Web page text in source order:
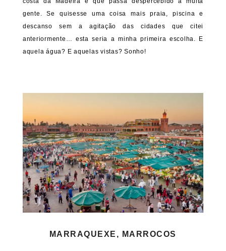
gente. Se quisesse uma coisa mais praia, piscina e
descanso sem a agitação das cidades que citei
anteriormente… esta seria a minha primeira escolha. E
aquela água? E aquelas vistas? Sonho!
MARRAQUEXE, MARROCOS